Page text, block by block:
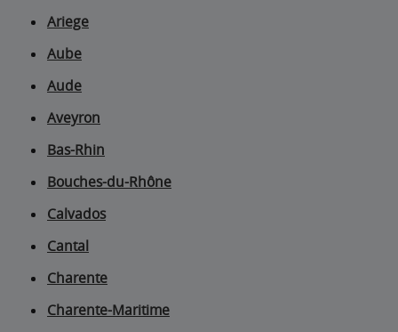
Ariege
Aube
Aude
Aveyron
Bas-Rhin
Bouches-du-Rhône
Calvados
Cantal
Charente
Charente-Maritime